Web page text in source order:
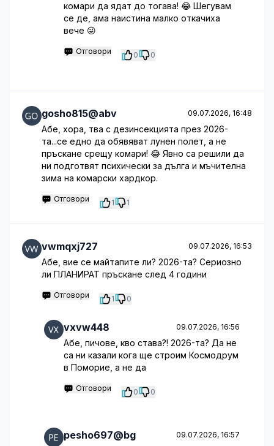
комари да ядат до тогава! 😂 Шегувам
се де, ама наистина малко откачиха
вече 😜
Отговори 0 0
gosho815@abv 09.07.2026, 16:48
Абе, хора, тва с дезинсекцията през 2026-
та...се едно да обявяват лунен полет, а не
пръскане срещу комари! 😂 Явно са решили да
ни подготвят психически за дълга и мъчителна
зима на комарски хардкор.
Отговори 1 1
vwmqxj727 09.07.2026, 16:53
Абе, вие се майтапите ли? 2026-та? Сериозно
ли ПЛАНИРАТ пръскане след 4 години
Отговори 1 0
vxvw448 09.07.2026, 16:56
Абе, пичове, кво става?! 2026-та? Да не
са ни казали кога ще строим Космодрум
в Поморие, а не да
Отговори 0 0
pesho697@bg 09.07.2026, 16:57